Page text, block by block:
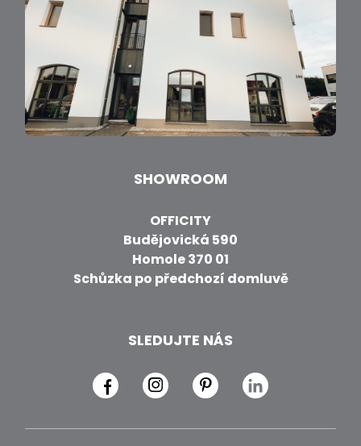
SHOWROOM
OFFICITY
Budějovická 590
Homole 370 01
Schůzka po předchozí domluvě
SLEDUJTE NÁS